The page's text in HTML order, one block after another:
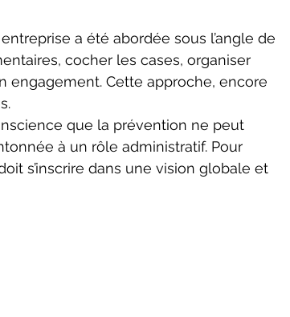
a été abordée sous l’angle de
cocher les cases, organiser
engagement. Cette approche, encore
que la prévention ne peut
à un rôle administratif. Pour
s’inscrire dans une vision globale et